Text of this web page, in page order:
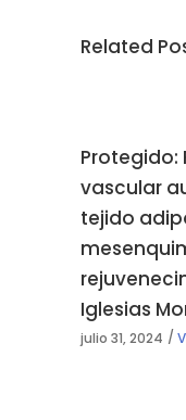
Related
Protegido:
vascular
tejido
Iglesias
julio 31, 2024